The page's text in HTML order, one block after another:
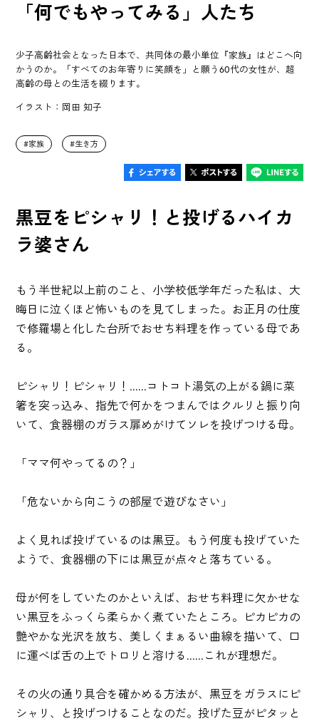
「何でもやってみる」人たち
少子高齢社会となった日本で、共同体の最小単位『家族』はどこへ向
かうのか。「すべてのお年寄りに笑顔を」と願う60代の女性が、超
高齢の母との生活を綴ります。
イラスト：岡田 知子
家族 生き方
黒豆をピシャリ！と投げるハイカ
ラ婆さん
もう半世紀以上前のこと、小学校低学年だった私は、大
晦日に泣くほど怖いものを見てしまった。お正月の仕度
で修羅場と化した台所でおせち料理を作っている母であ
る。
ピシャリ！ピシャリ！......コトコト湯気の上がる鍋に菜
箸を突っ込み、指先で何かをつまんではクルリと振り向
いて、食器棚のガラス扉めがけてソレを投げつける母。
「ママ何やってるの？」
「危ないから向こうの部屋で遊びなさい」
よく見れば投げているのは黒豆。もう何度も投げていた
ようで、食器棚の下には黒豆が点々と落ちている。
母が何をしていたのかといえば、おせち料理に欠かせな
い黒豆をふっくら柔らかく煮ていたところ。ピカピカの
艶やかな光沢を放ち、美しくまぁるい曲線を描いて、口
に運べば舌の上でトロリと溶ける......これが理想だ。
その火の通り具合を確かめる方法が、黒豆をガラスにピ
シャリ、と投げつけることなのだ。投げた豆がピタッと